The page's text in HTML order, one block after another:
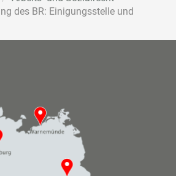
des BR: Einigungsstelle und